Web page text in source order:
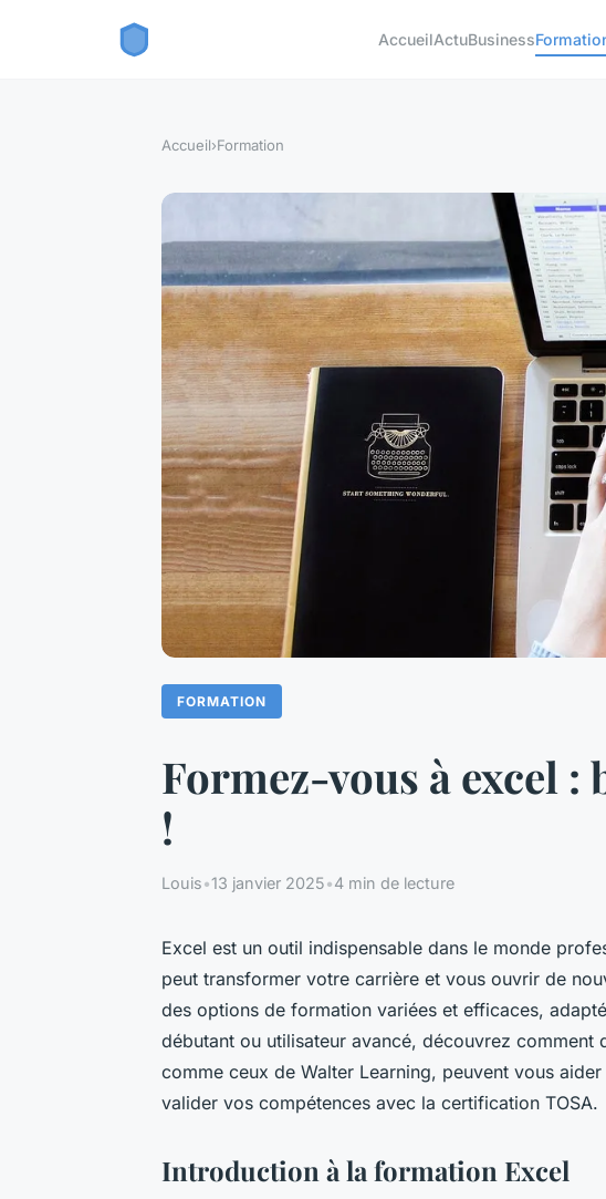
AccueilActuBusiness
Accueil›Formation
FORMATION
Formez-vous à excel :
!
Louis•13 janvier 2025•4 min de lecture
Excel est un outil indispensable dans le monde
peut transformer votre carrière et vous ouvrir de
des options de formation variées et efficaces,
débutant ou utilisateur avancé, découvrez
comme ceux de Walter Learning, peuvent vous
valider vos compétences avec la certification TOSA.
Introduction à la formation Excel